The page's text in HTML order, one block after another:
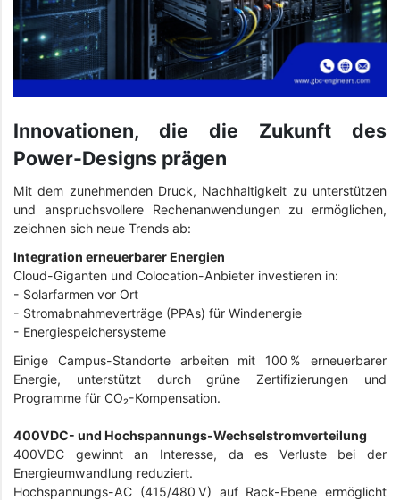
Innovationen, die die Zukunft des
Power-Designs prägen
Mit dem zunehmenden Druck, Nachhaltigkeit zu unterstützen
und anspruchsvollere Rechenanwendungen zu ermöglichen,
zeichnen sich neue Trends ab:
Integration erneuerbarer Energien
Cloud-Giganten und Colocation-Anbieter investieren in:
- Solarfarmen vor Ort
- Stromabnahmeverträge (PPAs) für Windenergie
- Energiespeichersysteme
Einige Campus-Standorte arbeiten mit 100 % erneuerbarer
Energie, unterstützt durch grüne Zertifizierungen und
Programme für CO₂-Kompensation.
400VDC- und Hochspannungs-Wechselstromverteilung
400VDC gewinnt an Interesse, da es Verluste bei der
Energieumwandlung reduziert.
Hochspannungs-AC (415/480 V) auf Rack-Ebene ermöglicht